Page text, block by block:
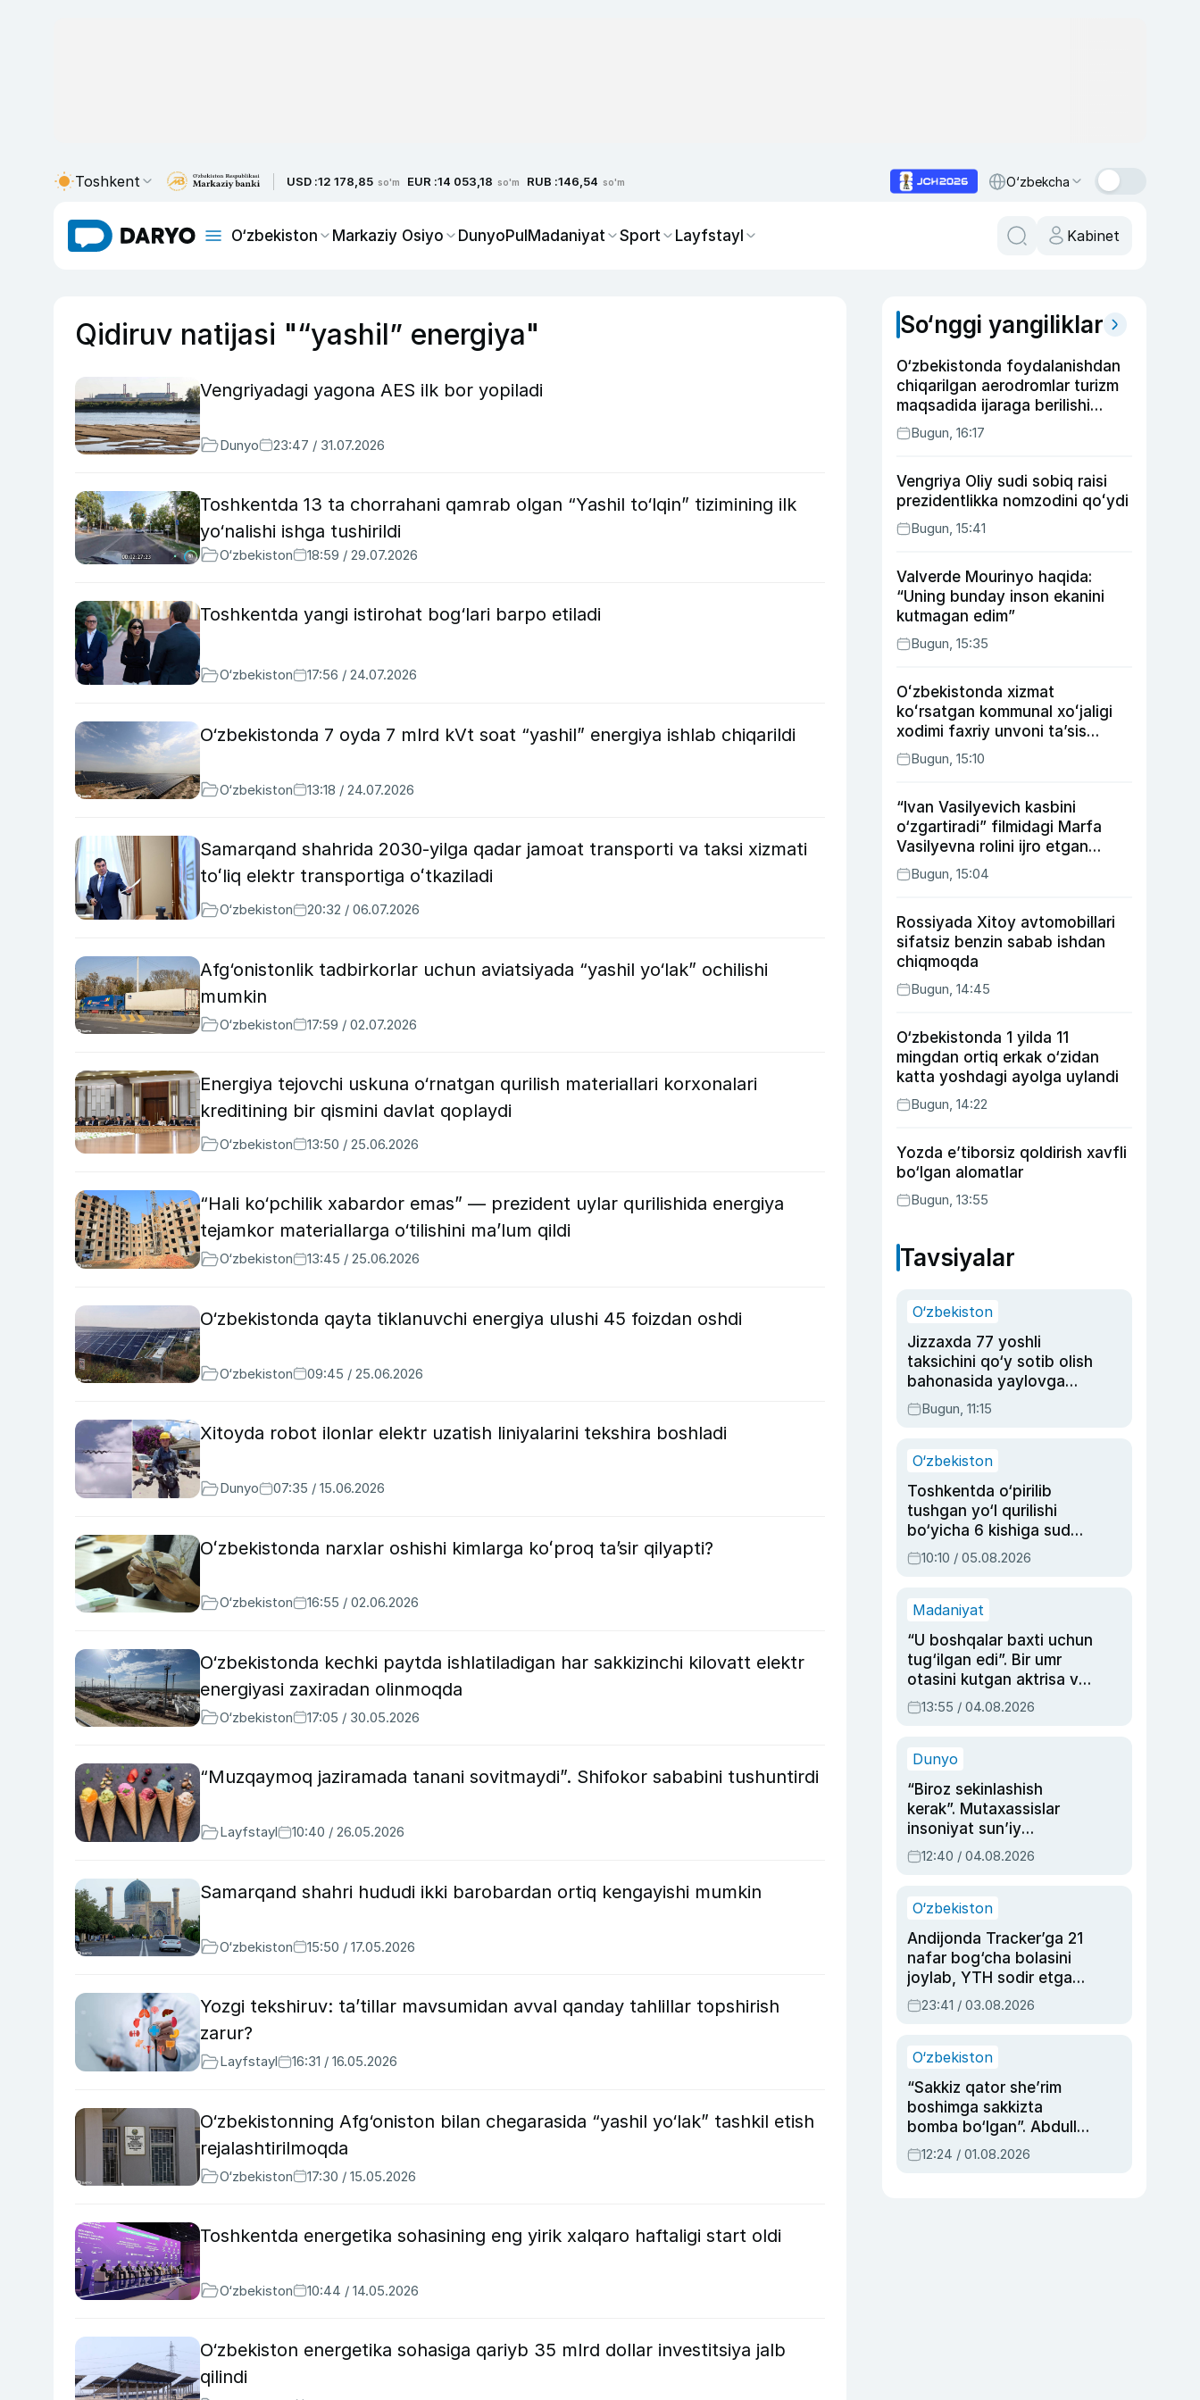
Toshkent USD :12 178,85 so'm EUR :14 053,18 so'm RUB :146,54 so'm O‘zbekcha
O‘zbekiston Markaziy Osiyo DunyoPulMadaniyat Sport Layfstayl Kabinet
Qidiruv natijasi "“yashil” energiya"
Vengriyadagi yagona AES ilk bor yopiladi
Dunyo 23:47 / 31.07.2026
Toshkentda 13 ta chorrahani qamrab olgan “Yashil to‘lqin” tizimining ilk
yo‘nalishi ishga tushirildi
O‘zbekiston 18:59 / 29.07.2026
Toshkentda yangi istirohat bog‘lari barpo etiladi
O‘zbekiston 17:56 / 24.07.2026
O‘zbekistonda 7 oyda 7 mlrd kVt soat “yashil” energiya ishlab chiqarildi
O‘zbekiston 13:18 / 24.07.2026
Samarqand shahrida 2030-yilga qadar jamoat transporti va taksi xizmati
toʻliq elektr transportiga oʻtkaziladi
O‘zbekiston 20:32 / 06.07.2026
Afg‘onistonlik tadbirkorlar uchun aviatsiyada “yashil yo‘lak” ochilishi
mumkin
O‘zbekiston 17:59 / 02.07.2026
Energiya tejovchi uskuna o‘rnatgan qurilish materiallari korxonalari
kreditining bir qismini davlat qoplaydi
O‘zbekiston 13:50 / 25.06.2026
“Hali ko‘pchilik xabardor emas” — prezident uylar qurilishida energiya
tejamkor materiallarga o‘tilishini ma’lum qildi
O‘zbekiston 13:45 / 25.06.2026
O‘zbekistonda qayta tiklanuvchi energiya ulushi 45 foizdan oshdi
O‘zbekiston 09:45 / 25.06.2026
Xitoyda robot ilonlar elektr uzatish liniyalarini tekshira boshladi
Dunyo 07:35 / 15.06.2026
Oʻzbekistonda narxlar oshishi kimlarga koʻproq taʼsir qilyapti?
O‘zbekiston 16:55 / 02.06.2026
O‘zbekistonda kechki paytda ishlatiladigan har sakkizinchi kilovatt elektr
energiyasi zaxiradan olinmoqda
O‘zbekiston 17:05 / 30.05.2026
“Muzqaymoq jaziramada tanani sovitmaydi”. Shifokor sababini tushuntirdi
Layfstayl 10:40 / 26.05.2026
Samarqand shahri hududi ikki barobardan ortiq kengayishi mumkin
O‘zbekiston 15:50 / 17.05.2026
Yozgi tekshiruv: ta’tillar mavsumidan avval qanday tahlillar topshirish
zarur?
Layfstayl 16:31 / 16.05.2026
O‘zbekistonning Afg‘oniston bilan chegarasida “yashil yo‘lak” tashkil etish
rejalashtirilmoqda
O‘zbekiston 17:30 / 15.05.2026
Toshkentda energetika sohasining eng yirik xalqaro haftaligi start oldi
O‘zbekiston 10:44 / 14.05.2026
O‘zbekiston energetika sohasiga qariyb 35 mlrd dollar investitsiya jalb
qilindi
So‘nggi yangiliklar
O‘zbekistonda foydalanishdan
chiqarilgan aerodromlar turizm
maqsadida ijaraga berilishi
mumkin
Bugun, 16:17
Vengriya Oliy sudi sobiq raisi
prezidentlikka nomzodini qoʻydi
Bugun, 15:41
Valverde Mourinyo haqida:
“Uning bunday inson ekanini
kutmagan edim”
Bugun, 15:35
Oʻzbekistonda xizmat
koʻrsatgan kommunal xoʻjaligi
xodimi faxriy unvoni taʼsis
etilishi mumkin
Bugun, 15:10
“Ivan Vasilyevich kasbini
o‘zgartiradi” filmidagi Marfa
Vasilyevna rolini ijro etgan
aktrisaning taqdiri qanday
kechdi?
Bugun, 15:04
Rossiyada Xitoy avtomobillari
sifatsiz benzin sabab ishdan
chiqmoqda
Bugun, 14:45
O‘zbekistonda 1 yilda 11
mingdan ortiq erkak o‘zidan
katta yoshdagi ayolga uylandi
Bugun, 14:22
Yozda e’tiborsiz qoldirish xavfli
bo‘lgan alomatlar
Bugun, 13:55
Tavsiyalar
O‘zbekiston
Jizzaxda 77 yoshli
taksichini qo‘y sotib olish
bahonasida yaylovga
olib borib o‘ldirgan yigit
20 yilga qamaldi
Bugun, 11:15
O‘zbekiston
Toshkentda o‘pirilib
tushgan yo‘l qurilishi
bo‘yicha 6 kishiga sud
hukmi o‘qildi
10:10 / 05.08.2026
Madaniyat
“U boshqalar baxti uchun
tug‘ilgan edi”. Bir umr
otasini kutgan aktrisa va
dublyaj ustasi Rimma
Ahmedovaning
13:55 / 04.08.2026
Dunyo
“Biroz sekinlashish
kerak”. Mutaxassislar
insoniyat sun’iy
intellektni boshqara
olmay qolishidan xavotir
12:40 / 04.08.2026
O‘zbekiston
Andijonda Tracker’ga 21
nafar bog‘cha bolasini
joylab, YTH sodir etgan
ayolga sud hukmi o‘qildi
23:41 / 03.08.2026
O‘zbekiston
“Sakkiz qator she’rim
boshimga sakkizta
bomba bo‘lgan”. Abdulla
Oripovni siyosiy
ayblovlardan asrab
12:24 / 01.08.2026